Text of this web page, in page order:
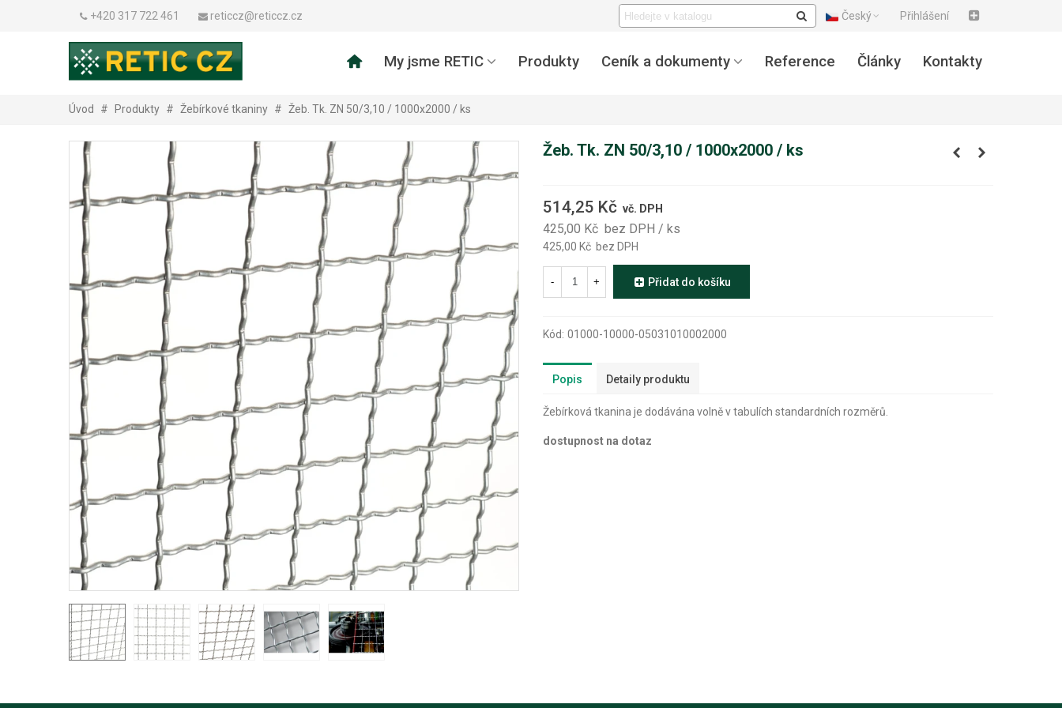
+420 317 722 461 reticcz@reticcz.cz Český Přihlášení
My jsme RETIC Produkty Ceník a dokumenty Reference Články Kontakty
Úvod # Produkty # Žebírkové tkaniny # Žeb. Tk. ZN 50/3,10 / 1000x2000 / ks
Žeb. Tk. ZN 50/3,10 / 1000x2000 / ks
514,25 Kč vč. DPH
425,00 Kč bez DPH / ks
425,00 Kč bez DPH
- + Přidat do košíku
Kód: 01000-10000-05031010002000
Popis Detaily produktu
Žebírková tkanina je dodávána volně v tabulích standardních rozměrů.
dostupnost na dotaz